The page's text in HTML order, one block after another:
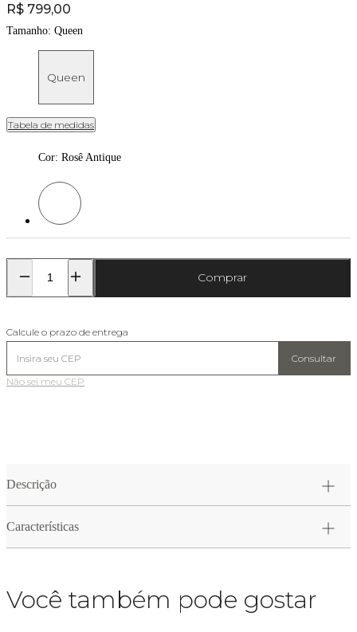
Price:
R$ 799,00
Tamanho: Queen
Queen
Tabela de medidas
Cor: Rosê Antique
Cor: Rosê Antique
Comprar
Calcule o prazo de entrega
Consultar
Não sei meu CEP
Descrição
Características
Você também pode gostar